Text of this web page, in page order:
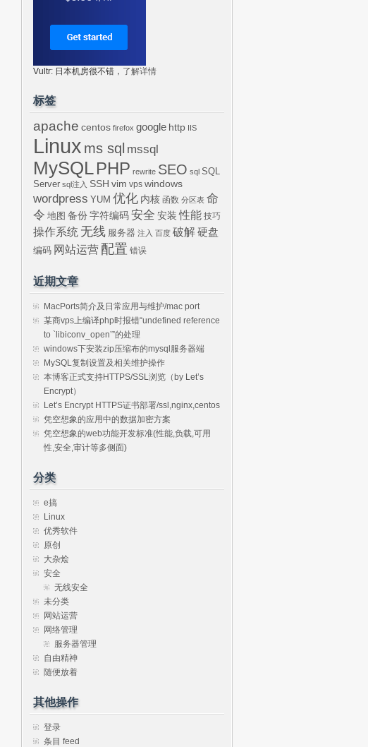
Vultr: 日本机房很不错， 了解详情
标签
apache centos firefox google http IIS
Linux ms sql mssql
MySQLPHP rewrite SEO sql SQL
Server sql注入 SSH vim vps windows
wordpress YUM 优化 内核 函数 分区表 命
令 地图 备份 字符编码 安全 安装 性能 技巧
操作系统 无线 服务器 注入 百度 破解硬盘
编码 网站运营 配置 错误
近期文章
MacPorts简介及日常应用与维护/mac port
某商vps上编译php时报错“undefined reference
to `libiconv_open’”的处理
windows下安装zip压缩布的mysql服务器端
MySQL复制设置及相关维护操作
本博客正式支持HTTPS/SSL浏览（by Let’s
Encrypt）
Let’s Encrypt HTTPS证书部署/ssl,nginx,centos
凭空想象的应用中的数据加密方案
凭空想象的web功能开发标准(性能,负载,可用
性,安全,审计等多侧面)
分类
e搞
Linux
优秀软件
原创
大杂烩
安全
无线安全
未分类
网站运营
网络管理
服务器管理
自由精神
随便放着
其他操作
登录
条目 feed